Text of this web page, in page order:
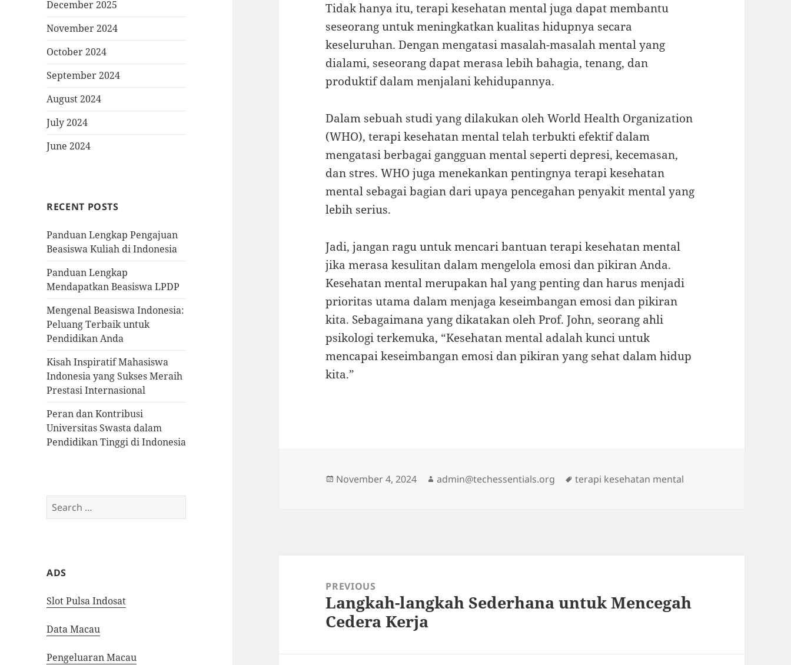
December 2025
November 2024
October 2024
September 2024
August 2024
July 2024
June 2024
RECENT POSTS
Panduan Lengkap Pengajuan
Beasiswa Kuliah di Indonesia
Panduan Lengkap
Mendapatkan Beasiswa LPDP
Mengenal Beasiswa Indonesia:
Peluang Terbaik untuk
Pendidikan Anda
Kisah Inspiratif Mahasiswa
Indonesia yang Sukses Meraih
Prestasi Internasional
Peran dan Kontribusi
Universitas Swasta dalam
Pendidikan Tinggi di Indonesia
Search
for:
ADS
Slot Pulsa Indosat
Data Macau
Pengeluaran Macau
Tidak hanya itu, terapi kesehatan mental juga dapat membantu
seseorang untuk meningkatkan kualitas hidupnya secara
keseluruhan. Dengan mengatasi masalah-masalah mental yang
dialami, seseorang dapat merasa lebih bahagia, tenang, dan
produktif dalam menjalani kehidupannya.
Dalam sebuah studi yang dilakukan oleh World Health Organization
(WHO), terapi kesehatan mental telah terbukti efektif dalam
mengatasi berbagai gangguan mental seperti depresi, kecemasan,
dan stres. WHO juga menekankan pentingnya terapi kesehatan
mental sebagai bagian dari upaya pencegahan penyakit mental yang
lebih serius.
Jadi, jangan ragu untuk mencari bantuan terapi kesehatan mental
jika merasa kesulitan dalam mengelola emosi dan pikiran Anda.
Kesehatan mental merupakan hal yang penting dan harus menjadi
prioritas utama dalam menjaga keseimbangan emosi dan pikiran
kita. Sebagaimana yang dikatakan oleh Prof. John, seorang ahli
psikologi terkemuka, “Kesehatan mental adalah kunci untuk
mencapai keseimbangan emosi dan pikiran yang sehat dalam hidup
kita.”
Posted
November 4, 2024 Author
admin@techessentials.org Tags
terapi kesehatan mental
navigationPREVIOUS
Previous
post:
Langkah-langkah Sederhana untuk Mencegah
Cedera Kerja